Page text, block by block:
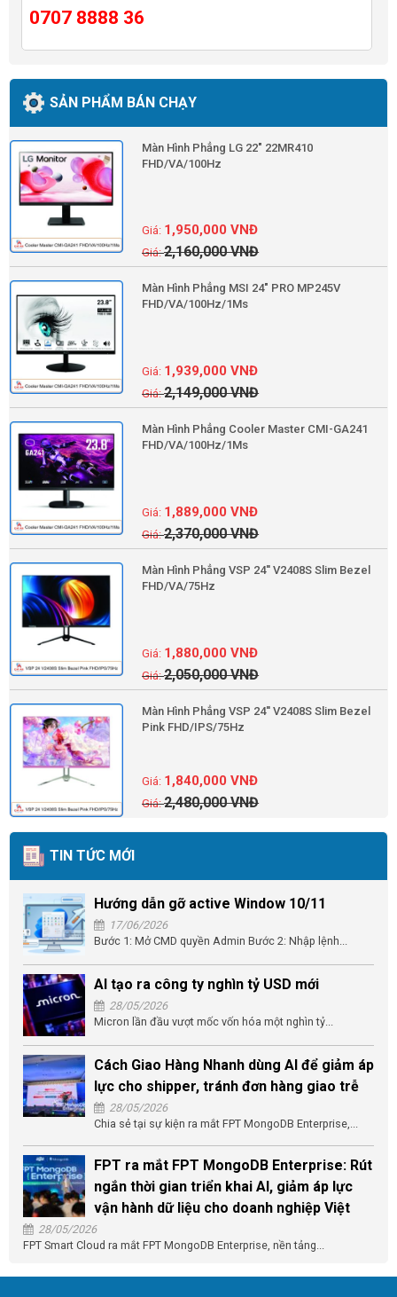
0707 8888 36
SẢN PHẨM BÁN CHẠY
Màn Hình Phẳng LG 22" 22MR410
FHD/VA/100Hz
2,160,000VNĐ
1,950,000VNĐ
Màn Hình Phẳng MSI 24" PRO MP245V
FHD/VA/100Hz/1Ms
2,149,000VNĐ
1,939,000VNĐ
Màn Hình Phẳng Cooler Master CMI-GA241
FHD/VA/100Hz/1Ms
2,370,000VNĐ
1,889,000VNĐ
Màn Hình Phẳng VSP 24'' V2408S Slim Bezel
FHD/VA/75Hz
2,050,000VNĐ
1,880,000VNĐ
Màn Hình Phẳng VSP 24'' V2408S Slim Bezel
Pink FHD/IPS/75Hz
2,480,000VNĐ
1,840,000VNĐ
TIN TỨC MỚI
Hướng dẫn gỡ active Window 10/11
17/06/2026
Bước 1: Mở CMD quyền Admin Bước 2: Nhập lệnh...
AI tạo ra công ty nghìn tỷ USD mới
28/05/2026
Micron lần đầu vượt mốc vốn hóa một nghìn tỷ...
Cách Giao Hàng Nhanh dùng AI để giảm áp
lực cho shipper, tránh đơn hàng giao trễ
28/05/2026
Chia sẻ tại sự kiện ra mắt FPT MongoDB Enterprise,...
FPT ra mắt FPT MongoDB Enterprise: Rút
ngắn thời gian triển khai AI, giảm áp lực
vận hành dữ liệu cho doanh nghiệp Việt
28/05/2026
FPT Smart Cloud ra mắt FPT MongoDB Enterprise, nền tảng...